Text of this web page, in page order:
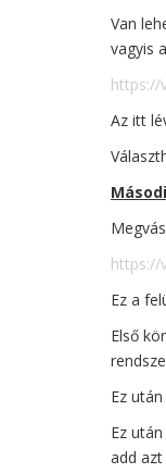
Van
vagyis
https://
Az itt
https://
Ez a
Első
Ez
Ez
add